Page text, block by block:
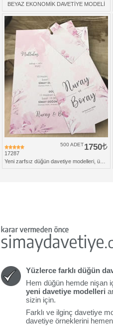
BEYAZ EKONOMİK DAVETİYE MODELİ
17287
1750
500 ADET
Yüzlerce farklı düğün
Hem düğün hemde nişan
yeni davetiye modelleri
sizin için.
Farklı ve ilginç davetiye
davetiye örneklerini